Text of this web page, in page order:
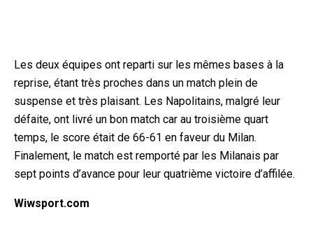
Les deux équipes ont reparti sur les mêmes bases à la
reprise, étant très proches dans un match plein de
suspense et très plaisant. Les Napolitains, malgré leur
défaite, ont livré un bon match car au troisième quart
temps, le score était de 66-61 en faveur du Milan.
Finalement, le match est remporté par les Milanais par
sept points d’avance pour leur quatrième victoire d’affilée.
Wiwsport.com